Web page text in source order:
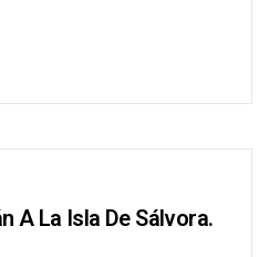
A La Isla De Sálvora.